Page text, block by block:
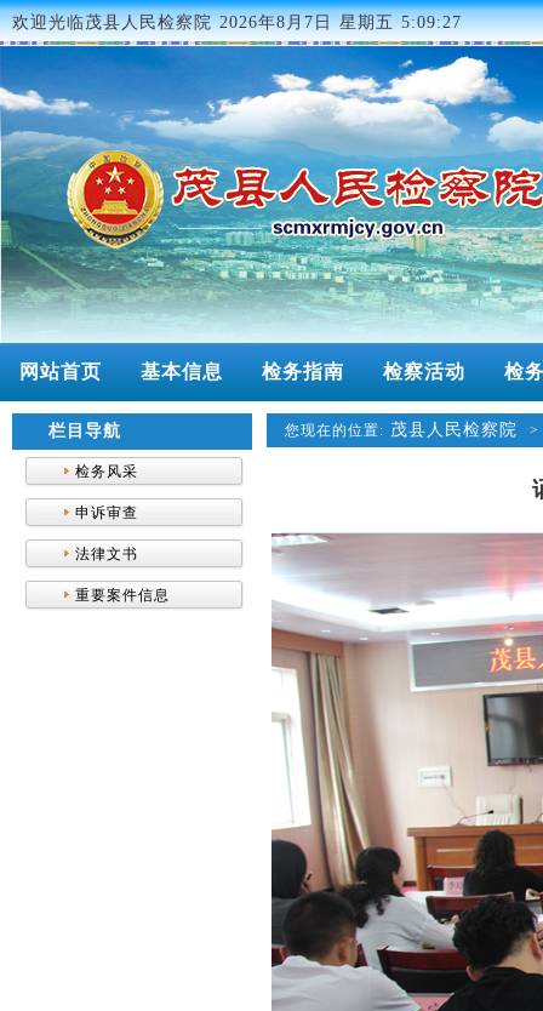
欢迎光临茂县人民检察院2026年8月7日 星期五 5:09:27
网站首页 基本信息 检务指南 检察活动 检
栏目导航
检务风采
申诉审查
法律文书
重要案件信息
您现在的位置: 茂县人民检察院